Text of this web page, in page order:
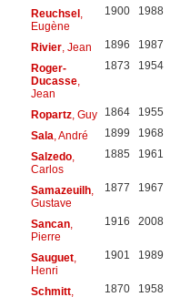
Reuchsel,
Eugène
1900 1988
Rivier, Jean 1896 1987
Roger-
Ducasse,
Jean
1873 1954
Ropartz, Guy 1864 1955
Sala , André 1899 1968
Salzedo,
Carlos
1885 1961
Samazeuilh,
Gustave
1877 1967
Sancan,
Pierre
1916 2008
Sauguet,
Henri
1901 1989
Schmitt,
1870 1958